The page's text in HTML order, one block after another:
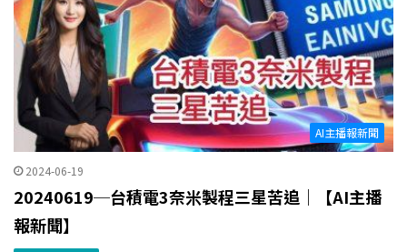
AI主播報新聞
2024-06-19
20240619─台積電3奈米製程三星苦追｜【AI主播
報新聞】